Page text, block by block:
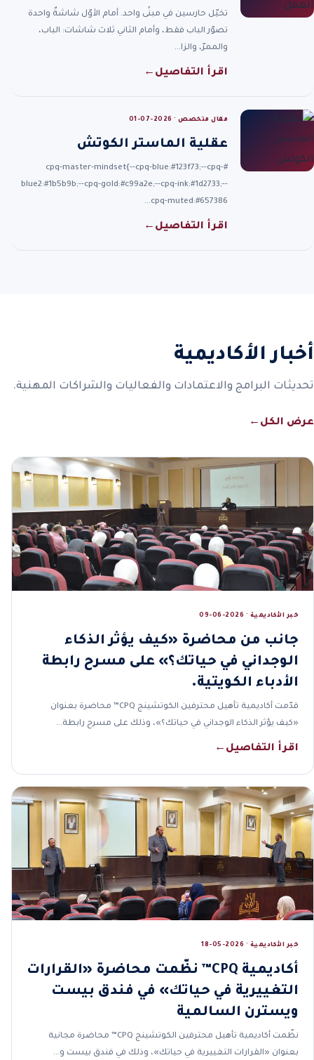
تخيّل حارسين في مبنًى واحد. أمام الأوّل شاشةٌ واحدة
تصوّر الباب فقط، وأمام الثاني ثلاث شاشات: الباب،
والممرّ، والزا…
اقرأ التفاصيل ←
مقال متخصص · 2026-07-01
عقلية الماستر الكوتش
#cpq-master-mindset{--cpq-blue:#123f73;--cpq-
blue2:#1b5b9b;--cpq-gold:#c99a2e;--cpq-ink:#1d2733;--
cpq-muted:#657386…
اقرأ التفاصيل ←
أخبار الأكاديمية
تحديثات البرامج والاعتمادات والفعاليات والشراكات المهنية.
عرض الكل ←
خبر الأكاديمية · 2026-06-09
جانب من محاضرة «كيف يؤثر الذكاء
الوجداني في حياتك؟» على مسرح رابطة
الأدباء الكويتية.
قدّمت أكاديمية تأهيل محترفين الكوتشينج CPQ™ محاضرة بعنوان
«كيف يؤثر الذكاء الوجداني في حياتك؟»، وذلك على مسرح رابطة…
اقرأ التفاصيل ←
خبر الأكاديمية · 2026-05-18
أكاديمية CPQ™ نظّمت محاضرة «القرارات
التغييرية في حياتك» في فندق بيست
ويسترن السالمية
نظّمت أكاديمية تأهيل محترفين الكوتشينج CPQ™ محاضرة مجانية
بعنوان «القرارات التغييرية في حياتك»، وذلك في فندق بيست و…